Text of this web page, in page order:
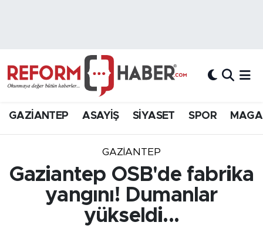
GAZİANTEP ASAYİŞ SİYASET SPOR
GAZIANTEP
Gaziantep OSB'de fabrika
yangını! Dumanlar
yükseldi...
Hava Durumu
Süper Lig Puan Durumu ve Fikstür
Tüm Manşetler
Son Dakika Haberleri
Haber Arşivi